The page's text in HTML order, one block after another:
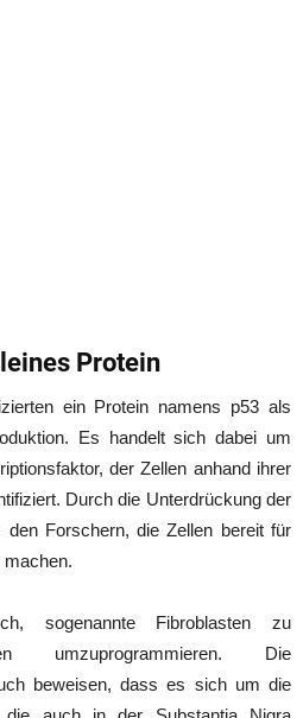
Protein
ein Protein namens p53 als
Es handelt sich dabei um
der Zellen anhand ihrer
Durch die Unterdrückung der
Forschern, die Zellen bereit für
sogenannte Fibroblasten zu
umzuprogrammieren. Die
beweisen, dass es sich um die